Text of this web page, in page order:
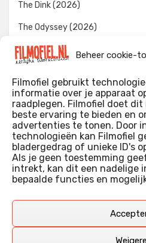
Beheer cookie-
Filmofiel gebruikt
informatie over je apparaat
raadplegen. Filmofiel doet dit
beste ervaring te bieden en
advertenties te tonen. Door
technologieën kan Filmofiel
bladergedrag of unieke ID's
Als je geen toestemming
intrekt, kan dit een nadelige
bepaalde functies en
The Dink (2026)
The Odyssey (2026)
Evil Dead Burn (2026)
WIE IK BEN…?
Ik ben ooit begonnen met m’n
films keek dat ik af en toe niet
niet gezien had. Ik ben een
erg lang in een videotheek
Deze recensies zijn dan ook
aangevuld met een groeiende